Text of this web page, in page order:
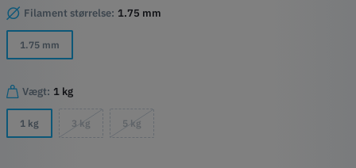
Filament størrelse: 1.75 mm
1.75 mm
Vægt: 1 kg
1 kg 3 kg 5 kg